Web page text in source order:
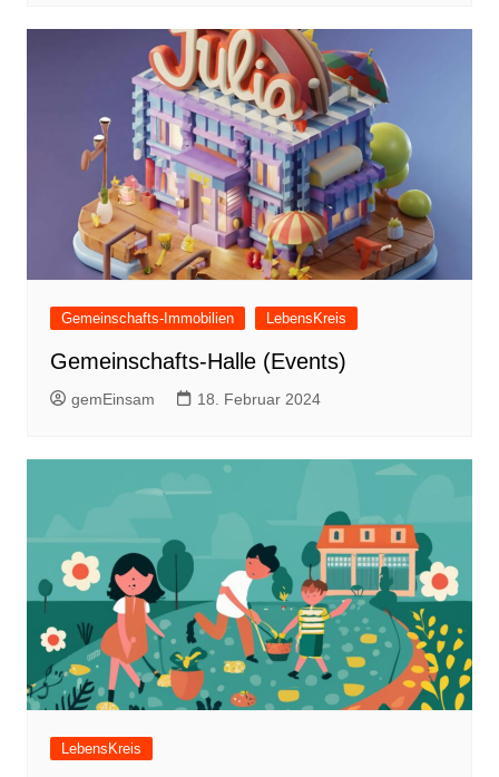
Gemeinschafts-Immobilien LebensKreis
Gemeinschafts-Halle (Events)
gemEinsam 18. Februar 2024
LebensKreis